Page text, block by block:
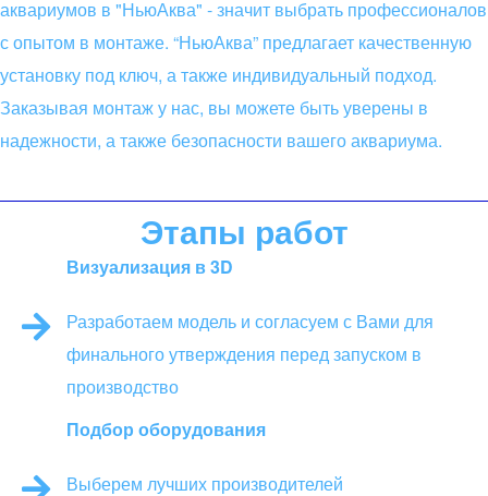
аквариумов в "НьюАква" - значит выбрать профессионалов
с опытом в монтаже. “НьюАква” предлагает качественную
установку под ключ, а также индивидуальный подход.
Заказывая монтаж у нас, вы можете быть уверены в
надежности, а также безопасности вашего аквариума.
Этапы работ
Визуализация в 3D
Разработаем модель и согласуем с Вами для
финального утверждения перед запуском в
производство
Подбор оборудования
Выберем лучших производителей